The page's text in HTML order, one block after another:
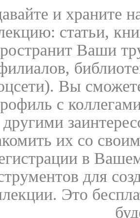
и храните
статьи,
Ваши
Вы
с
другими
их со
в
для
Это